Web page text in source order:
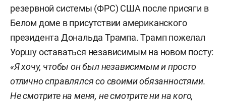
резервной системы (ФРС) США после присяги в
Белом доме в присутствии американского
президента Дональда Трампа. Трамп пожелал
Уоршу оставаться независимым на новом посту:
«Я хочу, чтобы он был независимым и просто
отлично справлялся со своими обязанностями.
Не смотрите на меня, не смотрите ни на кого,